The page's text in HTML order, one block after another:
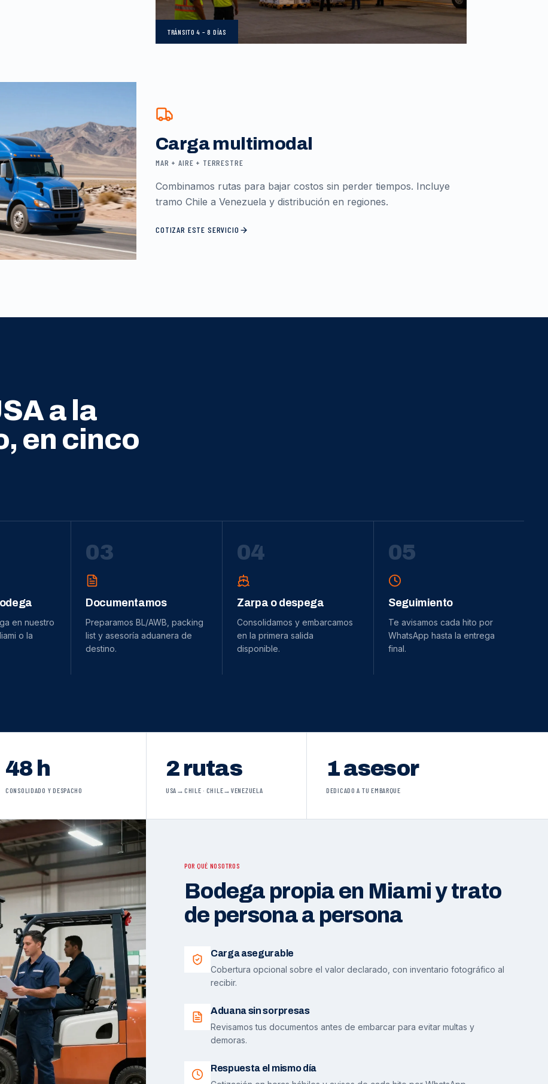
TRÁNSITO4 – 8 DÍAS
Carga multimodal
MAR + AIRE + TERRESTRE
Combinamos rutas para bajar costos sin perder tiempos. Incluye
tramo Chile a Venezuela y distribución en regiones.
COTIZAR ESTE SERVICIO
a la
en cinco
en nuestro
o la
03
Documentamos
Preparamos BL/AWB, packing
list y asesoría aduanera de
destino.
04
Zarpa o despega
Consolidamos y embarcamos
en la primera salida
disponible.
05
Seguimiento
Te avisamos cada hito por
WhatsApp hasta la entrega
final.
48 h
CONSOLIDADO Y DESPACHO
2 rutas
USA→CHILE · CHILE→VENEZUELA
1 asesor
DEDICADO A TU EMBARQUE
POR QUÉ NOSOTROS
Bodega propia en Miami y trato
de persona a persona
Carga asegurable
Cobertura opcional sobre el valor declarado, con inventario fotográfico al
recibir.
Aduana sin sorpresas
Revisamos tus documentos antes de embarcar para evitar multas y
demoras.
Respuesta el mismo día